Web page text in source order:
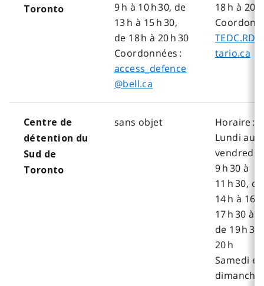
Toronto
9 h à 10 h 30, de
13 h à 15 h 30,
de 18 h à 20 h 30
Coordonnées :
access_defence
@bell.ca
18 h à 20 h
tario.ca
Centre de
détention du
Sud de
Toronto
sans objet
Horaire :
Lundi au
vendredi,
9 h 30 à
11 h 30, de
14 h à 16
17 h 30 à
de 19 h 30
20 h
Samedi et